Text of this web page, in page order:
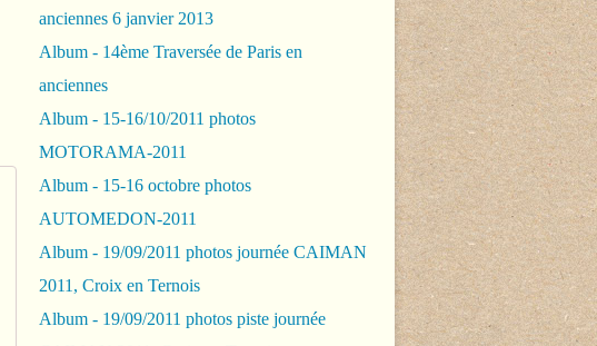
anciennes 6 janvier 2013
Album - 14ème Traversée de Paris en
anciennes
Album - 15-16/10/2011 photos
MOTORAMA-2011
Album - 15-16 octobre photos
AUTOMEDON-2011
Album - 19/09/2011 photos journée CAIMAN
2011, Croix en Ternois
Album - 19/09/2011 photos piste journée